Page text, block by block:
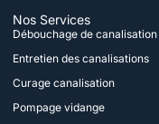
b
o
o
-
f
t
a
g
r
m
Nos Services
Débouchage de canalisation
Entretien des canalisations
Curage canalisation
Pompage vidange